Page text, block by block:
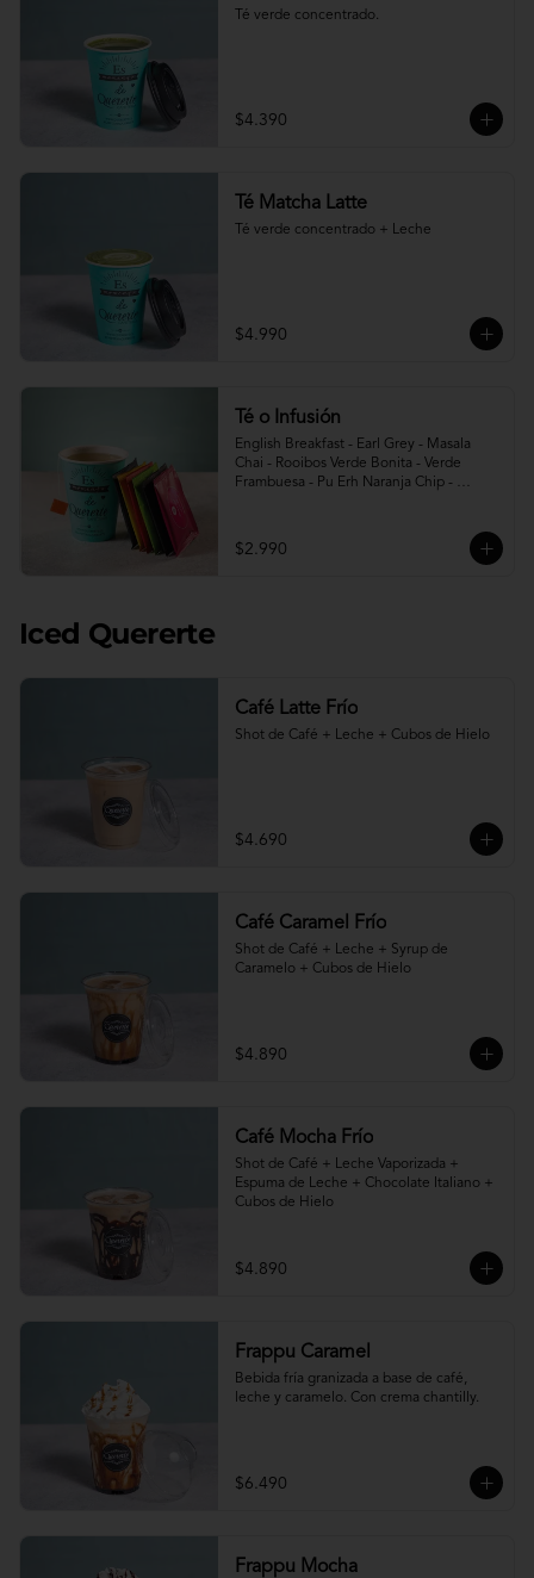
Té verde concentrado.
$4.390
Té Matcha Latte
Té verde concentrado + Leche
$4.990
Té o Infusión
English Breakfast - Earl Grey - Masala
Chai - Rooibos Verde Bonita - Verde
Frambuesa - Pu Erh Naranja Chip -
$2.990
Iced Quererte
Café Latte Frío
Shot de Café + Leche + Cubos de Hielo
$4.690
Café Caramel Frío
Shot de Café + Leche + Syrup de
Caramelo + Cubos de Hielo
$4.890
Café Mocha Frío
Shot de Café + Leche Vaporizada +
Espuma de Leche + Chocolate Italiano +
Cubos de Hielo
$4.890
Frappu Caramel
Bebida fría granizada a base de café,
leche y caramelo. Con crema chantilly.
$6.490
Frappu Mocha